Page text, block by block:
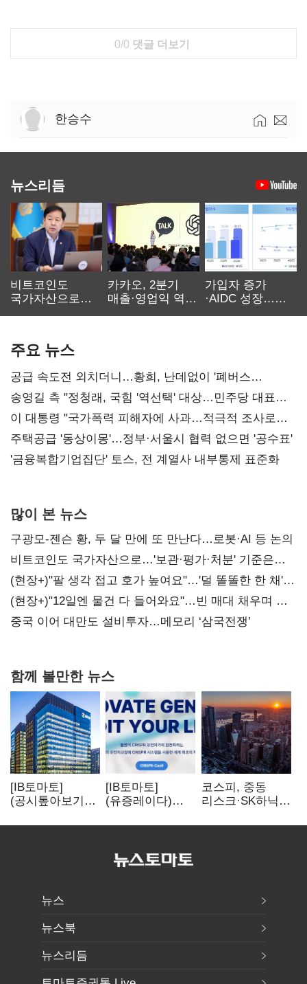
0/0 댓글 더보기
한승수
뉴스리듬
비트코인도
국가자산으로…'
카카오, 2분기
매출·영업익 역대
가입자 증가
·AIDC 성장…
주요 뉴스
공급 속도전 외치더니…황희, 난데없이 '폐버스
리모델링' 제안
송영길 측 "정청래, 국힘 '역선택' 대상…민주당 대표로
총선 지휘 못해"
이 대통령 "국가폭력 피해자에 사과…적극적 조사로
진실 밝혀야"
주택공급 '동상이몽'…정부·서울시 협력 없으면 '공수표'
'금융복합기업집단' 토스, 전 계열사 내부통제 표준화
많이 본 뉴스
구광모-젠슨 황, 두 달 만에 또 만난다…로봇·AI 등 논의
비트코인도 국가자산으로…'보관·평가·처분' 기준은
숙제
(현장+)"팔 생각 접고 호가 높여요"…'덜 똘똘한 한 채'
20억 키맞추기
(현장+)"12일엔 물건 다 들어와요"…빈 매대 채우며 문
연 홈플러스
중국 이어 대만도 설비투자…메모리 ‘삼국전쟁’
함께 볼만한 뉴스
[IB토마토]
(공시톺아보기)
바로 매출로
[IB토마토]
(유증레이다)
3분의 1 토막…
비용부터 챙긴다
코스피, 중동
리스크·SK하닉
뒷걸음
뉴스
뉴스북
뉴스리듬